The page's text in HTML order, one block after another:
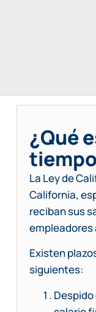
¿Qué
La Ley de
California,
reciban sus
empleadores
Existen
siguientes: